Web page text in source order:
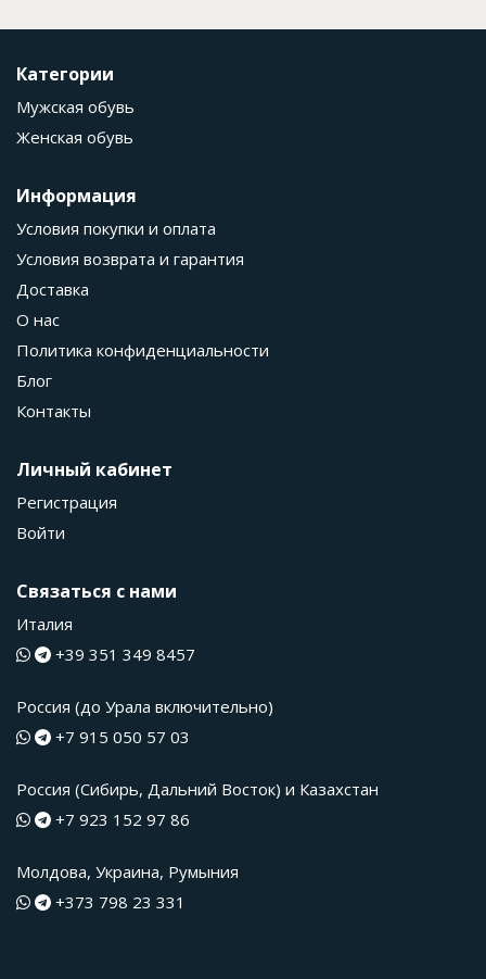
Категории
Мужская обувь
Женская обувь
Информация
Условия покупки и оплата
Условия возврата и гарантия
Доставка
О нас
Политика конфиденциальности
Блог
Контакты
Личный кабинет
Регистрация
Войти
Связаться с нами
Италия
+39 351 349 8457
Россия (до Урала включительно)
+7 915 050 57 03
Россия (Сибирь, Дальний Восток) и Казахстан
+7 923 152 97 86
Молдова, Украина, Румыния
+373 798 23 331